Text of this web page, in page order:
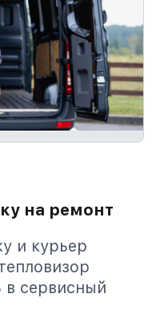
на ремонт
и курьер
в сервисный